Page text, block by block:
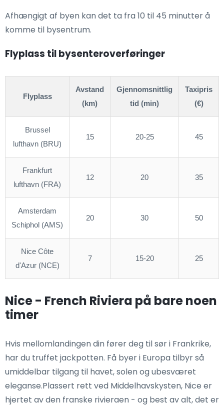
Afhængigt af byen kan det ta fra 10 til 45 minutter å
komme til bysentrum.
Flyplass til bysenteroverføringer
Flyplass
Avstand
(km)
Gjennomsnittlig
tid (min)
Taxipris
(€)
Brussel
lufthavn (BRU)
15 20-25 45
Frankfurt
lufthavn (FRA)
12 20 35
Amsterdam
Schiphol (AMS)
20 30 50
Nice Côte
d'Azur (NCE)
7 15-20 25
Nice - French Riviera på bare noen
timer
Hvis mellomlandingen din fører deg til sør i Frankrike,
har du truffet jackpotten. Få byer i Europa tilbyr så
umiddelbar tilgang til havet, solen og ubesværet
eleganse.Plassert rett ved Middelhavskysten, Nice er
hjertet av den franske rivieraen - og best av alt, det er